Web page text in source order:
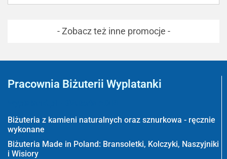
- Zobacz też inne promocje -
Pracownia Biżuterii Wyplatanki
Biżuteria z kamieni naturalnych oraz sznurkowa - ręcznie
wykonane
Biżuteria Made in Poland: Bransoletki, Kolczyki, Naszyjniki
i Wisiory